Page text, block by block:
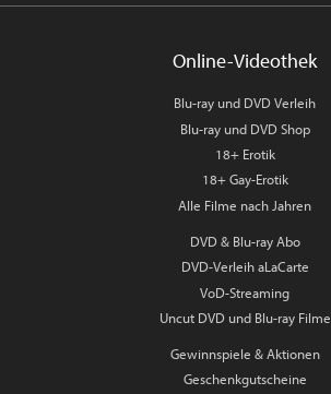
Online-Videothek
Blu-ray und DVD Verleih
Blu-ray und DVD Shop
18+ Erotik
18+ Gay-Erotik
Alle Filme nach Jahren
DVD & Blu-ray Abo
DVD-Verleih aLaCarte
VoD-Streaming
Uncut DVD und Blu-ray Filme
Gewinnspiele & Aktionen
Geschenkgutscheine